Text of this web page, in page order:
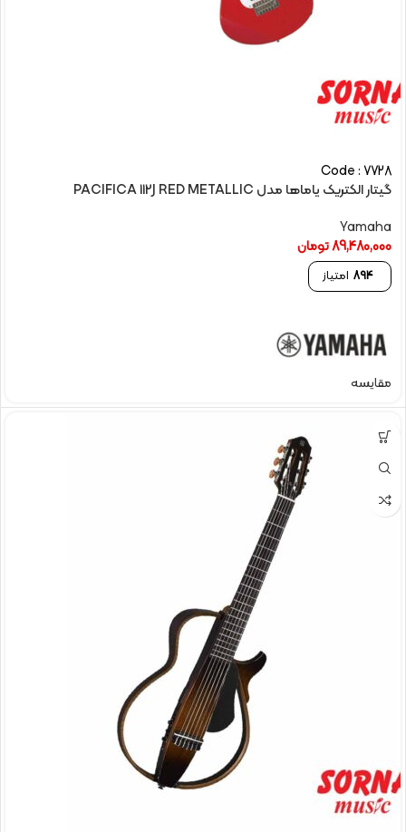
Code : 7728
گیتار الکتريک یاماها مدل PACIFICA 112J RED METALLIC
Yamaha
89,480,000تومان
894 امتیاز
مقایسه